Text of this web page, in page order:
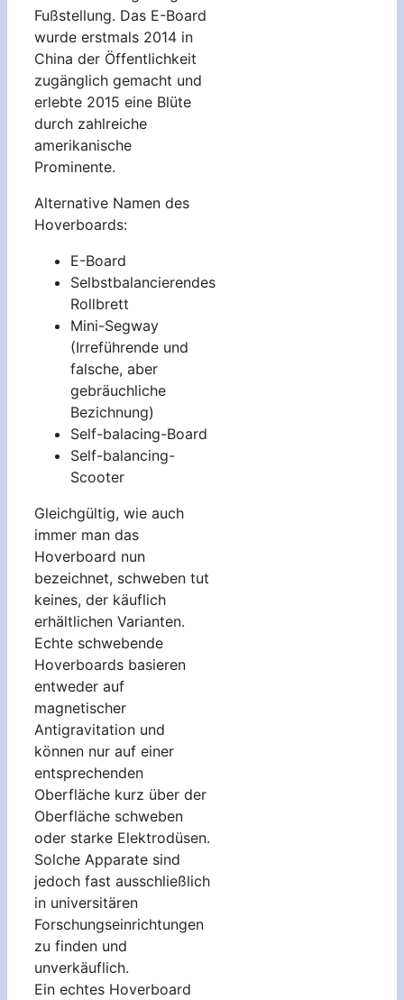
Fußstellung. Das E-Board
wurde erstmals 2014 in
China der Öffentlichkeit
zugänglich gemacht und
erlebte 2015 eine Blüte
durch zahlreiche
amerikanische
Prominente.
Alternative Namen des
Hoverboards:
E-Board
Selbstbalancierendes
Rollbrett
Mini-Segway
(Irreführende und
falsche, aber
gebräuchliche
Bezichnung)
Self-balacing-Board
Self-balancing-
Scooter
Gleichgültig, wie auch
immer man das
Hoverboard nun
bezeichnet, schweben tut
keines, der käuflich
erhältlichen Varianten.
Echte schwebende
Hoverboards basieren
entweder auf
magnetischer
Antigravitation und
können nur auf einer
entsprechenden
Oberfläche kurz über der
Oberfläche schweben
oder starke Elektrodüsen.
Solche Apparate sind
jedoch fast ausschließlich
in universitären
Forschungseinrichtungen
zu finden und
unverkäuflich.
Ein echtes Hoverboard